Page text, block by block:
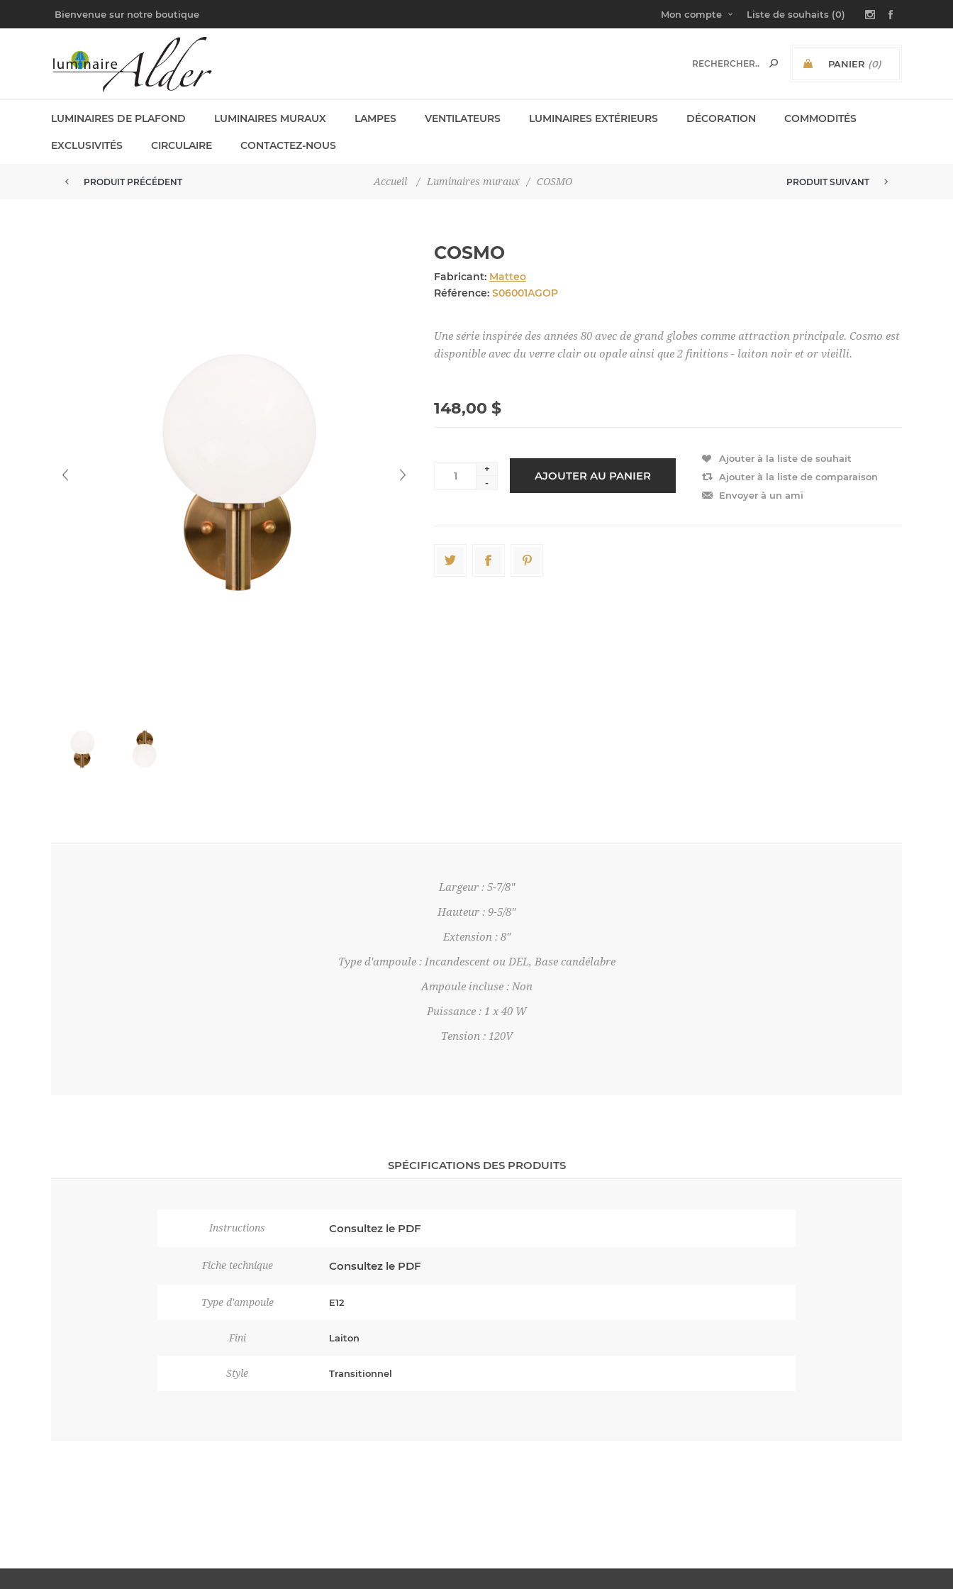
Bienvenue sur notre boutique Mon compte Liste de souhaits (0)
PANIER (0)
LUMINAIRES DE PLAFOND LUMINAIRES MURAUX LAMPES VENTILATEURS LUMINAIRES EXTÉRIEURS DÉCORATION COMMODITÉS
EXCLUSIVITÉS CIRCULAIRE CONTACTEZ-NOUS
Accueil / Luminaires muraux / COSMO
PRODUIT PRÉCÉDENT PRODUIT SUIVANT
COSMO
Fabricant: Matteo
Référence: S06001AGOP
Une série inspirée des années 80 avec de grand globes comme attraction principale. Cosmo est
disponible avec du verre clair ou opale ainsi que 2 finitions - laiton noir et or vieilli.
148,00 $
+
-
Largeur : 5-7/8"
Hauteur : 9-5/8"
Extension : 8"
Type d'ampoule : Incandescent ou DEL, Base candélabre
Ampoule incluse : Non
Puissance : 1 x 40 W
Tension : 120V
SPÉCIFICATIONS DES PRODUITS
Instructions Consultez le PDF
Fiche technique Consultez le PDF
Type d'ampoule E12
Fini Laiton
Style Transitionnel